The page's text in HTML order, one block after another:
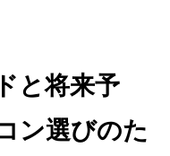
と将来予
ン選びのた